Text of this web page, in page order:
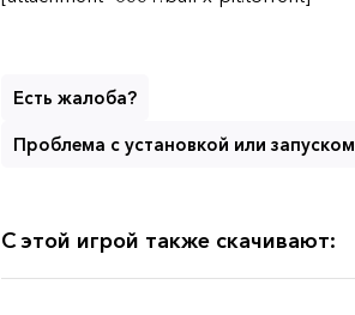
Есть жалоба?
Проблема с установкой или запуском
С этой игрой также скачивают: